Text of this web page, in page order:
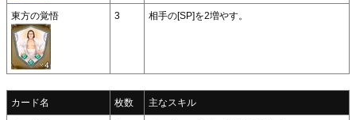
東方の覚悟 3 相手の[SP]を2増やす。
カード名 枚数 主なスキル